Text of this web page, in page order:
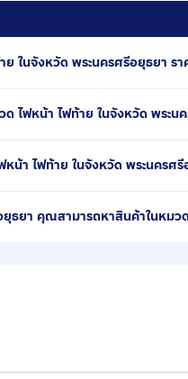
ในจังหวัด พระนครศรีอยุธยา รา
ไฟหน้า ไฟท้าย ในจังหวัด พระน
น้า ไฟท้าย ในจังหวัด พระนครศ
ธยา คุณสามารถหาสินค้าในหมว